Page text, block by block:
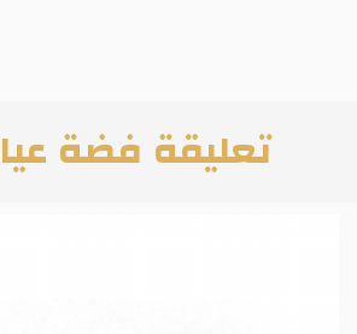
تعليقة فضة عيار